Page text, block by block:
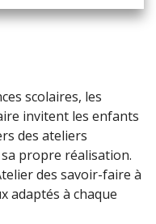
scolaires, les
invitent les enfants
des ateliers
propre réalisation.
des savoir-faire à
adaptés à chaque